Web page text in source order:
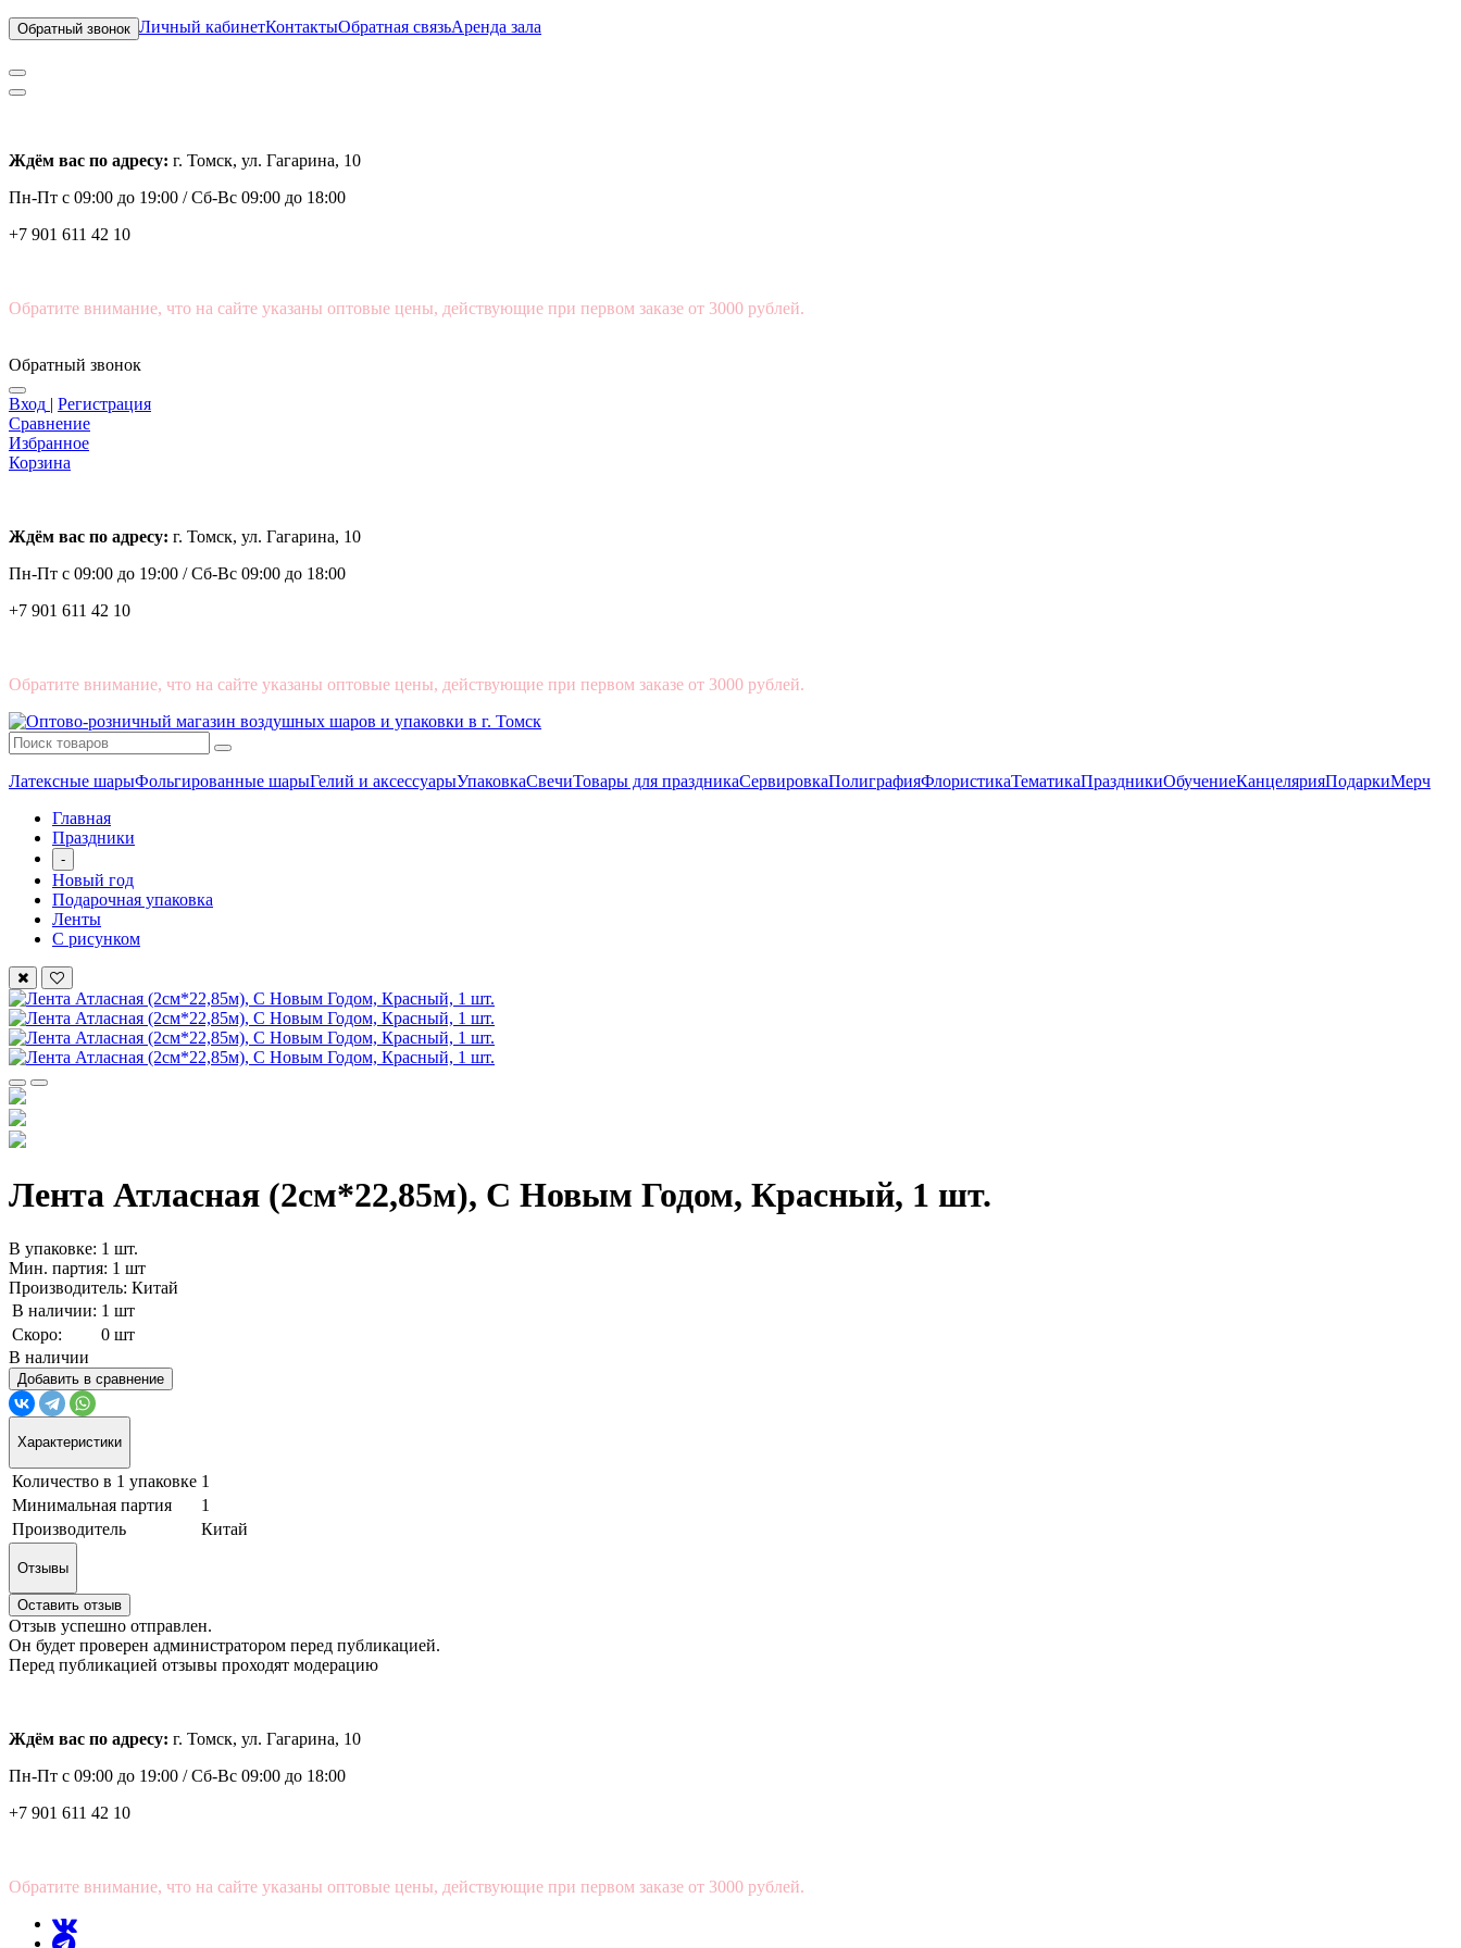
Обратный звонок Личный кабинетКонтактыОбратная связьАренда зала
Ждём вас по адресу: г. Томск, ул. Гагарина, 10
Пн-Пт с 09:00 до 19:00 /Сб-Вс 09:00 до 18:00
+7 901 611 42 10
Обратите внимание, что на сайте указаны оптовые цены, действующие при первом заказе от 3000 рублей.
Обратный звонок
Вход | Регистрация
Сравнение
Избранное
Корзина
Ждём вас по адресу: г. Томск, ул. Гагарина, 10
Пн-Пт с 09:00 до 19:00 /Сб-Вс 09:00 до 18:00
+7 901 611 42 10
Обратите внимание, что на сайте указаны оптовые цены, действующие при первом заказе от 3000 рублей.
Латексные шарыФольгированные шарыГелий и аксессуарыУпаковкаСвечиТовары для праздникаСервировкаПолиграфияФлористикаТематикаПраздникиОбучениеКанцелярияПодаркиМерч
Главная
Праздники
-
Новый год
Подарочная упаковка
Ленты
С рисунком
Лента Атласная (2см*22,85м), С Новым Годом, Красный, 1 шт.
В упаковке: 1 шт.
Мин. партия: 1 шт
Производитель: Китай
В наличии: 1 шт
Скоро:
0 шт
В наличии
Добавить в сравнение
Характеристики
Количество в 1 упаковке 1
Минимальная партия
1
Производитель
Китай
Отзывы
Оставить отзыв
Отзыв успешно отправлен.
Он будет проверен администратором перед публикацией.
Перед публикацией отзывы проходят модерацию
Ждём вас по адресу: г. Томск, ул. Гагарина, 10
Пн-Пт с 09:00 до 19:00 /Сб-Вс 09:00 до 18:00
+7 901 611 42 10
Обратите внимание, что на сайте указаны оптовые цены, действующие при первом заказе от 3000 рублей.